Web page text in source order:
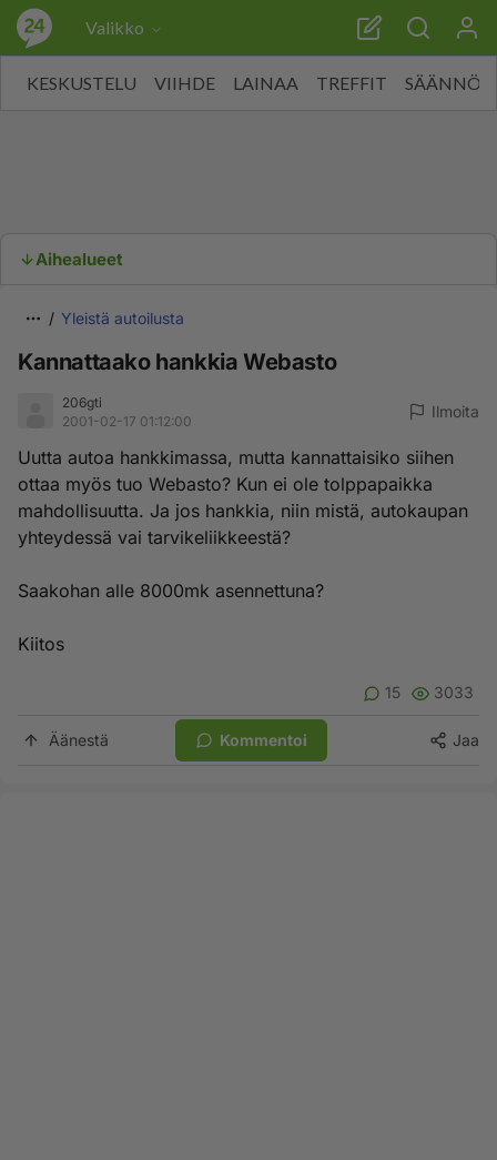
Valikko
KESKUSTELU VIIHDE LAINAA TREFFIT SÄÄNNÖT
Aihealueet
Yleistä autoilusta
Kannattaako hankkia Webasto
206gti
2001-02-17 01:12:00
Ilmoita
Uutta autoa hankkimassa, mutta kannattaisiko siihen
ottaa myös tuo Webasto? Kun ei ole tolppapaikka
mahdollisuutta. Ja jos hankkia, niin mistä, autokaupan
yhteydessä vai tarvikeliikkeestä?
Saakohan alle 8000mk asennettuna?
Kiitos
15 3033
Äänestä Kommentoi Jaa